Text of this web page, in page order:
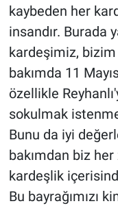
kaybeden her
insandır. Burada
kardeşimiz, bizim
bakımda 11
özellikle
sokulmak
Bunu da iyi
bakımdan biz
kardeşlik
Bu bayrağımızı